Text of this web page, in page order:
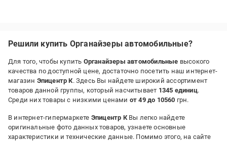
Решили купить Органайзеры автомобильные?
Для того, чтобы купить Органайзеры автомобильные высокого
качества по доступной цене, достаточно посетить наш интернет-
магазин Эпицентр К. Здесь Вы найдете широкий ассортимент
товаров данной группы, который насчитывает 1345 единиц.
Среди них товары с низкими ценами от 49 до 10560 грн.
В интернет-гипермаркете Эпицентр КВы легко найдете
оригинальные фото данных товаров, узнаете основные
характеристики и технические данные. Помимо этого, на сайте